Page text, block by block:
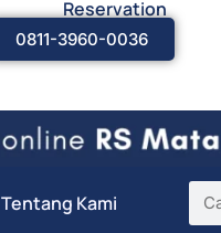
Reservation
0811-3960-0036
Tentang Kami